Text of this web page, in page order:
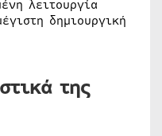
λειτουργία
δημιουργική
της